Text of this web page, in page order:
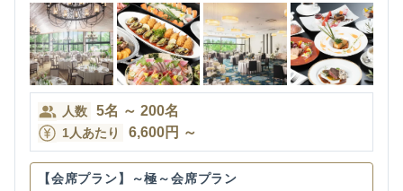
人数 5名 ～ 200名
1人あたり 6,600円 ～
【会席プラン】～極～会席プラン